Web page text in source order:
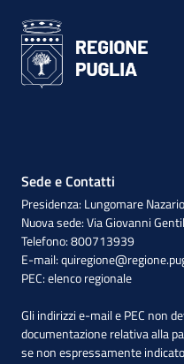
Sede e Contatti
Presidenza: Lungomare
Nuova sede: Via Giovanni
Telefono: 800713939
E-mail:
PEC:elenco regionale
Gli indirizzi e-mail e PEC non
documentazione relativa alla
se non espressamente